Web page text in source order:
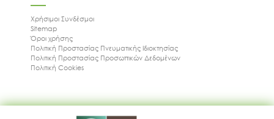
Χρήσιμοι Συνδέσμοι
Sitemap
Όροι χρήσης
Πολιτική Προστασίας Πνευματικής Ιδιοκτησίας
Πολιτική Προστασίας Προσωπικών Δεδομένων
Πολιτική Cookies